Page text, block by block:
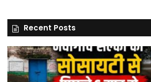
Recent Posts